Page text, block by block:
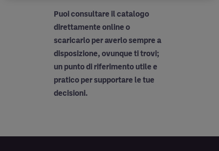
Puoi consultare il catalogo
direttamente online o
scaricarlo per averlo sempre a
disposizione, ovunque ti trovi;
un punto di riferimento utile e
pratico per supportare le tue
decisioni.